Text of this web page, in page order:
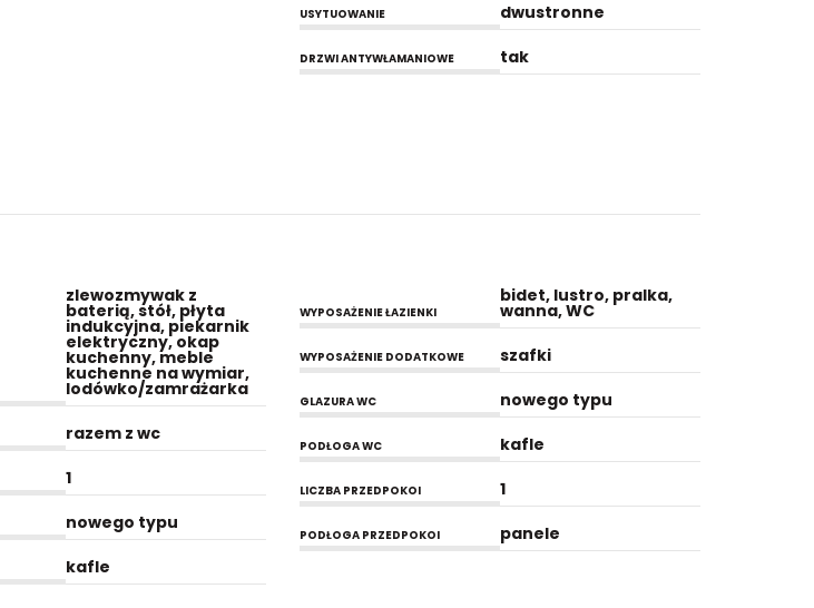
USYTUOWANIE dwustronne
DRZWI ANTYWŁAMANIOWE tak
zlewozmywak z
baterią, stół, płyta
indukcyjna, piekarnik
elektryczny, okap
kuchenny, meble
kuchenne na wymiar,
lodówko/zamrażarka
razem z wc
1
nowego typu
kafle
WYPOSAŻENIE ŁAZIENKI
bidet, lustro, pralka,
wanna, WC
WYPOSAŻENIE DODATKOWE szafki
GLAZURA WC nowego typu
PODŁOGA WC kafle
LICZBA PRZEDPOKOI 1
PODŁOGA PRZEDPOKOI panele